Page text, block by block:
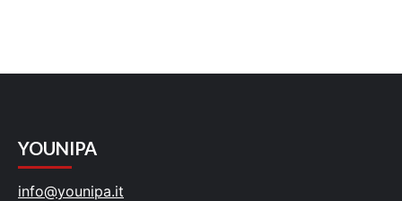
YOUNIPA
info@younipa.it